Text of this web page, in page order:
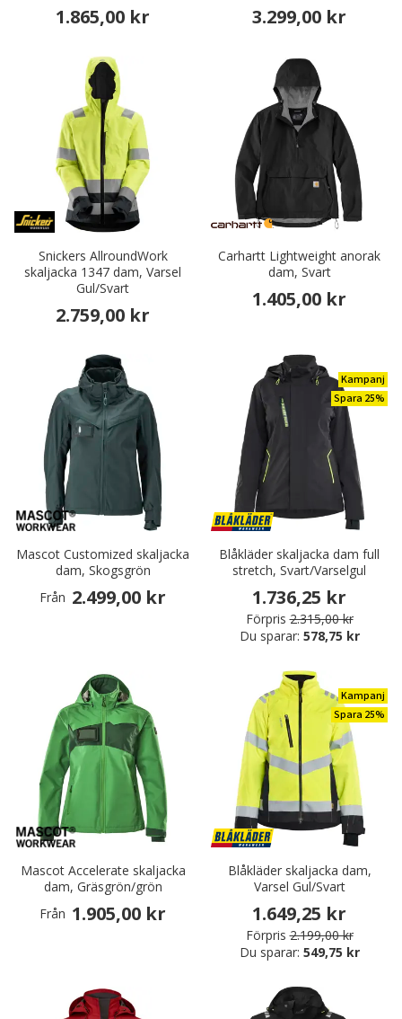
1.865,00 kr 3.299,00 kr
Snickers AllroundWork
skaljacka 1347 dam, Varsel
Gul/Svart
2.759,00 kr
Carhartt Lightweight anorak
dam, Svart
1.405,00 kr
Mascot Customized skaljacka
dam, Skogsgrön
Från 2.499,00 kr
Kampanj
Spara 25%
Blåkläder skaljacka dam full
stretch, Svart/Varselgul
1.736,25 kr
Förpris 2.315,00 kr
Du sparar: 578,75 kr
Mascot Accelerate skaljacka
dam, Gräsgrön/grön
Från 1.905,00 kr
Kampanj
Spara 25%
Blåkläder skaljacka dam,
Varsel Gul/Svart
1.649,25 kr
Förpris 2.199,00 kr
Du sparar: 549,75 kr